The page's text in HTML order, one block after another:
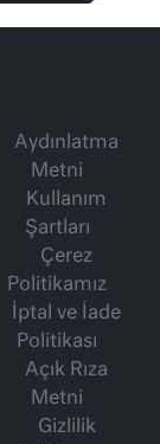
Aydınlatma
Metni
Kullanım
Şartları
Çerez
Politikamız
İptal ve İade
Politikası
Açık Rıza
Metni
Gizlilik